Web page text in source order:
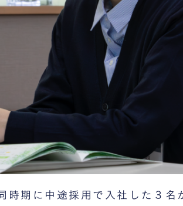
時期に中途採用で入社した３名